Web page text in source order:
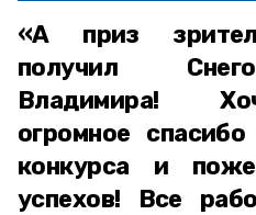
«А приз
получил
Владимира!
огромное
конкурса и
успехов! Все